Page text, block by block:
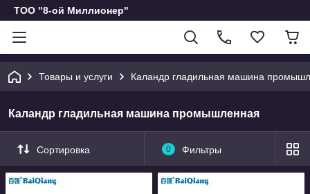
ТОО "8-ой Миллионер"
Товары и услуги Каландр гладильная машина
Каландр гладильная машина промышленная
Сортировка 0 Фильтры